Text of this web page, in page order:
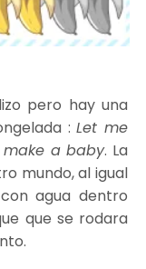
pero hay una
:Let me
a baby. La
mundo, al igual
agua dentro
que se rodara